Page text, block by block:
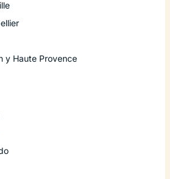
y Haute Provence